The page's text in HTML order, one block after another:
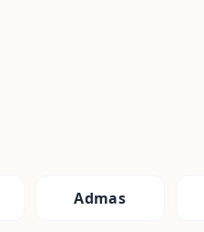
Admas